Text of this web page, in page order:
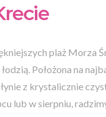
plaż Morza
Położona na
z krystalicznie
lub w sierpniu,